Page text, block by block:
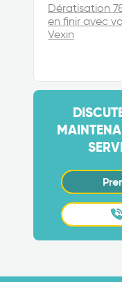
Dératisation
en finir avec
Vexin